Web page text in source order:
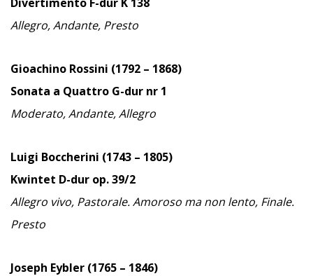
Allegro, Andante, Presto
Gioachino Rossini (1792 – 1868)
Sonata a Quattro G-dur nr 1
Moderato, Andante, Allegro
Luigi Boccherini (1743 – 1805)
Kwintet D-dur op. 39/2
Allegro vivo, Pastorale.Amoroso ma non lento, Finale.
Presto
Joseph Eybler (1765 – 1846)